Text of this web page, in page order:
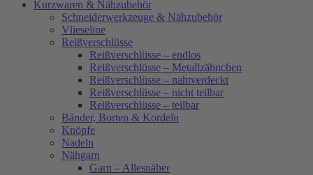
Kurzwaren & Nähzubehör
Schneiderwerkzeuge & Nähzubehör
Vlieseline
Reißverschlüsse
Reißverschlüsse – endlos
Reißverschlüsse – Metallzähnchen
Reißverschlüsse – nahtverdeckt
Reißverschlüsse – nicht teilbar
Reißverschlüsse – teilbar
Bänder, Borten & Kordeln
Knöpfe
Nadeln
Nähgarn
Garn – Allesnäher